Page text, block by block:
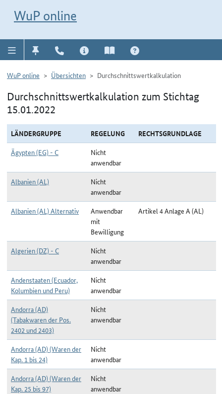
WuP online
WuP online Übersichten Durchschnittswertkalkulation
Durchschnittswertkalkulation zum Stichtag
15.01.2022
LÄNDERGRUPPE REGELUNG
RECHTSGRUNDLAGE
Ägypten (EG) - C
Nicht
anwendbar
Albanien (AL)
Nicht
anwendbar
Albanien (AL) Alternativ
Anwendbar
mit
Bewilligung
Artikel 4 Anlage A (AL)
Algerien (DZ) - C
Nicht
anwendbar
Andenstaaten (Ecuador,
Kolumbien und Peru)
Nicht
anwendbar
Andorra (AD)
(Tabakwaren der Pos.
2402 und 2403)
Nicht
anwendbar
Andorra (AD) (Waren der
Kap. 1 bis 24)
Nicht
anwendbar
Andorra (AD) (Waren der
Kap. 25 bis 97)
Nicht
anwendbar